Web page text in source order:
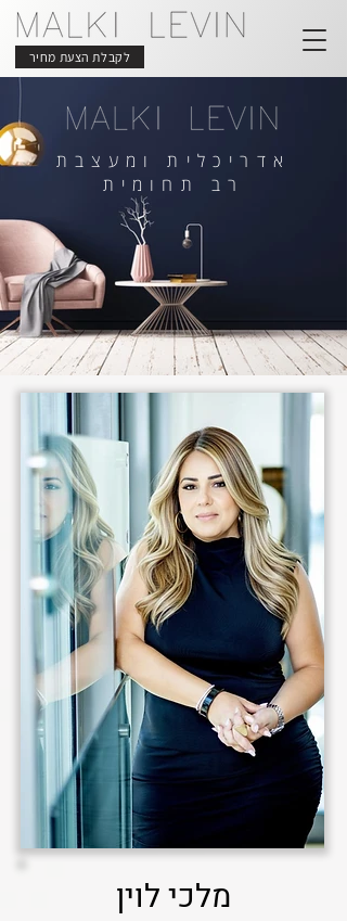
לקבלת הצעת מחיר
אדריכלית ומעצבת
רב תחומית
מלכי לוין